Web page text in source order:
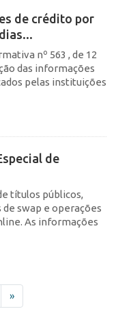
de crédito por
nº 563 , de 12
das informações
pelas instituições
de
títulos públicos,
swap e operações
As informações
»